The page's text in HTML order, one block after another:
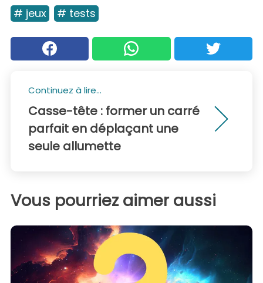
# jeux # tests
Continuez à lire...
Casse-tête : former un carré
parfait en déplaçant une
seule allumette
Vous pourriez aimer aussi